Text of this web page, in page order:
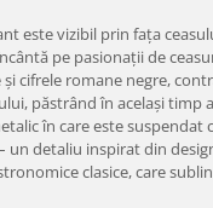
este vizibil prin fața
pe pasionații de
cifrele romane negre,
păstrând în același timp
în care este suspendat
un detaliu inspirat din
clasice, care